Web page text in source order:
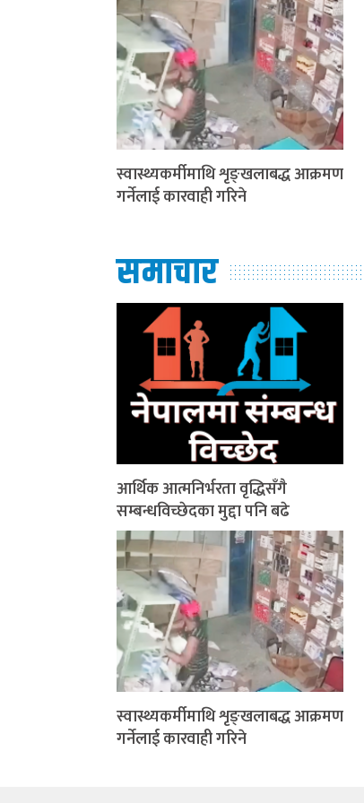
स्वास्थ्यकर्मीमाथि शृङ्खलाबद्ध आक्रमण
गर्नेलाई कारवाही गरिने
समाचार
आर्थिक आत्मनिर्भरता वृद्धिसँगै
सम्बन्धविच्छेदका मुद्दा पनि बढे
स्वास्थ्यकर्मीमाथि शृङ्खलाबद्ध आक्रमण
गर्नेलाई कारवाही गरिने